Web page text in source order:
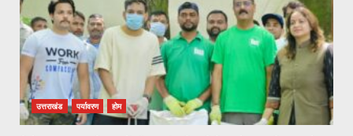
उत्तराखंड पर्यावरण होम